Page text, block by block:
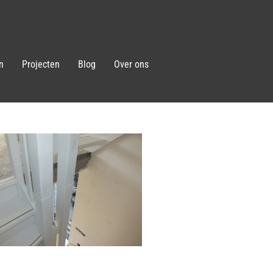
Projecten Blog Over ons